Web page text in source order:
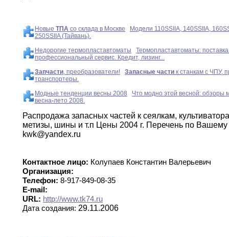
Новые ТПА со склада в Москве
Модели 110SSIIA, 140SSIIA,
250SSIIA (Тайвань).
Недорогие термопластавтоматы
Термопластавтоматы:
профессиональный сервис. Кредит, лизинг...
Запчасти, преобразователи! Запасные части к станкам с ЧПУ,
транспортеры.
Модные тенденции весны 2008
Что модно этой весной: обзоры
весна-лето 2008.
Распродажа запасных частей к сеялкам,
метизы, шины и т.п Цены 2004 г. Перечень по Вашему
kwk@yandex.ru
Контактное лицо: Колупаев Константин Валерьевич
Организация:
Телефон: 8-917-849-08-35
E-mail:
URL: http://www.tk74.ru
Дата создания: 29.11.2006